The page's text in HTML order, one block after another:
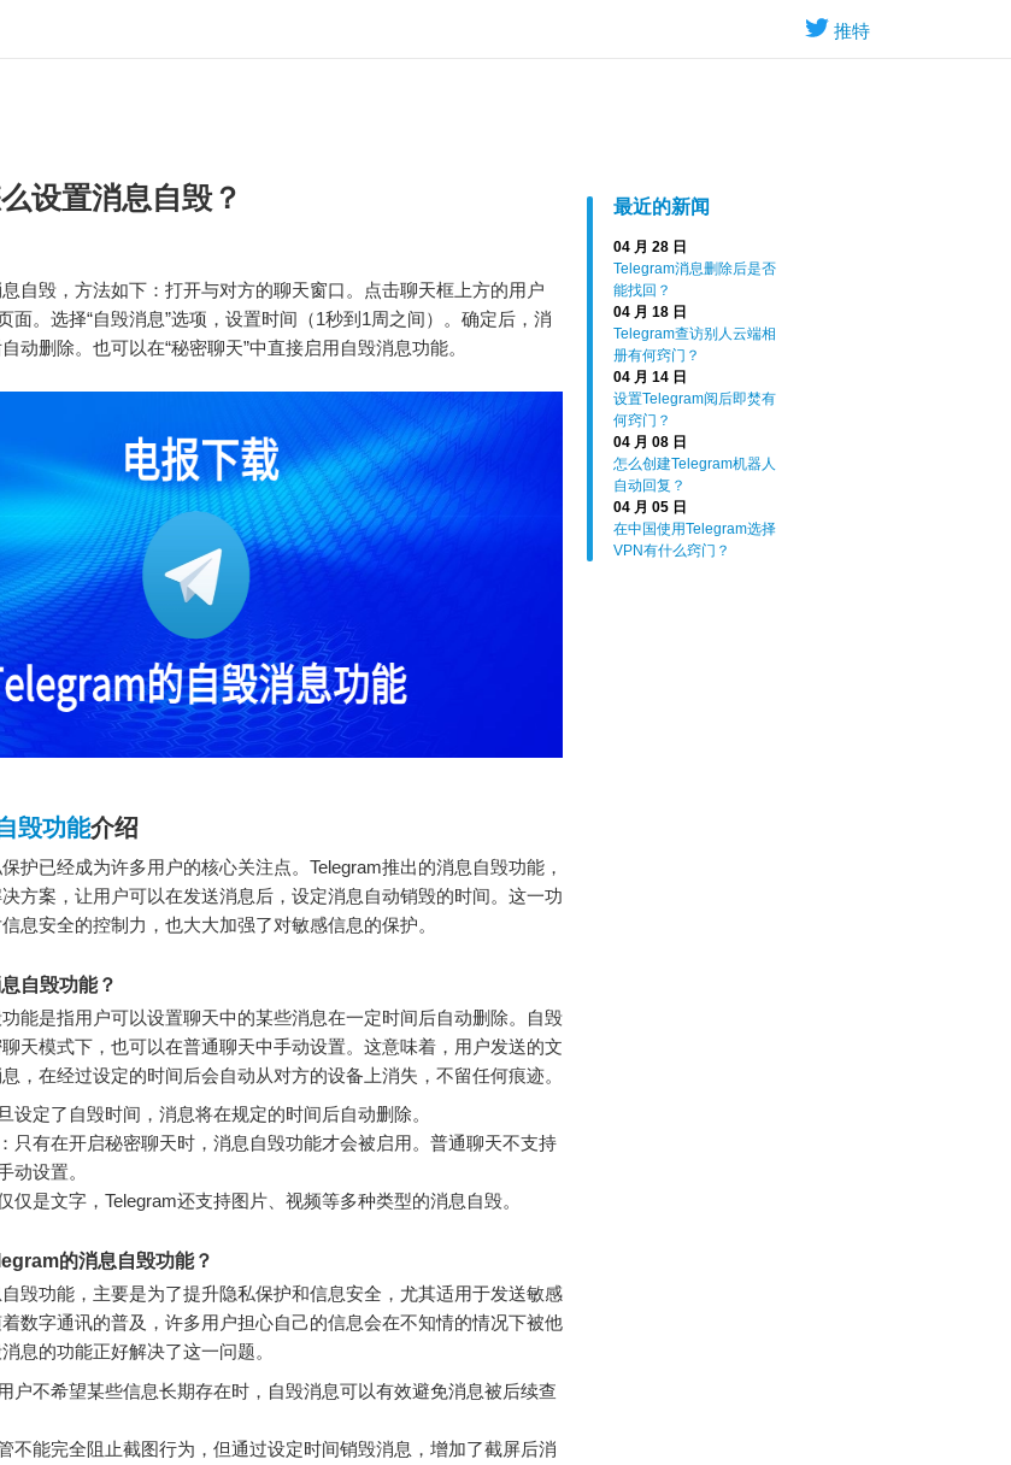
推特
最近的新闻
04 月 28 日
Telegram消息删除后是否
能找回？
04 月 18 日
Telegram查访别人云端相
册有何窍门？
04 月 14 日
设置Telegram阅后即焚有
何窍门？
04 月 08 日
怎么创建Telegram机器人
自动回复？
04 月 05 日
在中国使用Telegram选择
VPN有什么窍门？
设置消息自毁？
自毁，方法如下：打开与对方的聊天窗口。点击聊天框上方的用户
面。选择“自毁消息”选项，设置时间（1秒到1周之间）。确定后，消
动删除。也可以在“秘密聊天”中直接启用自毁消息功能。
毁功能介绍
护已经成为许多用户的核心关注点。Telegram推出的消息自毁功能，
方案，让用户可以在发送消息后，设定消息自动销毁的时间。这一功
息安全的控制力，也大大加强了对敏感信息的保护。
自毁功能？
能是指用户可以设置聊天中的某些消息在一定时间后自动删除。自毁
天模式下，也可以在普通聊天中手动设置。这意味着，用户发送的文
，在经过设定的时间后会自动从对方的设备上消失，不留任何痕迹。
设定了自毁时间，消息将在规定的时间后自动删除。
：只有在开启秘密聊天时，消息自毁功能才会被启用。普通聊天不支持
动设置。
仅是文字，Telegram还支持图片、视频等多种类型的消息自毁。
的消息自毁功能？
毁功能，主要是为了提升隐私保护和信息安全，尤其适用于发送敏感
数字通讯的普及，许多用户担心自己的信息会在不知情的情况下被他
息的功能正好解决了这一问题。
户不希望某些信息长期存在时，自毁消息可以有效避免消息被后续查
不能完全阻止截图行为，但通过设定时间销毁消息，增加了截屏后消